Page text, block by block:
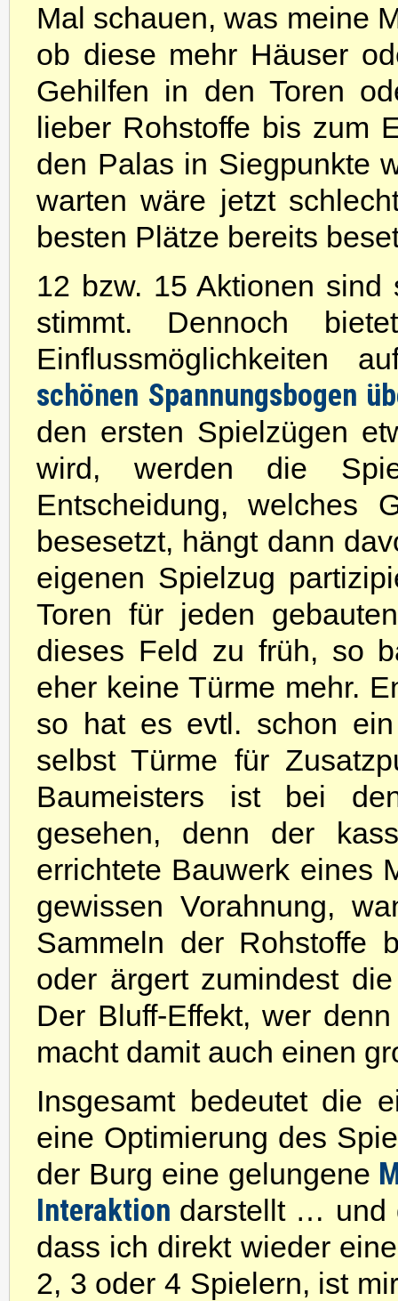
Mal schauen, was meine
ob diese mehr Häuser
Gehilfen in den Toren
lieber Rohstoffe bis zum
den Palas in Siegpunkte
warten wäre jetzt
besten Plätze bereits
12 bzw. 15 Aktionen
stimmt. Dennoch
Einflussmöglichkeiten
schönen Spannungsbogen
den ersten Spielzügen
wird, werden die
Entscheidung, welches
besesetzt, hängt dann
eigenen Spielzug
Toren für jeden
dieses Feld zu früh, so
eher keine Türme mehr.
so hat es evtl. schon
selbst Türme für
Baumeisters ist bei
gesehen, denn der
errichtete Bauwerk eines
gewissen Vorahnung,
Sammeln der Rohstoffe
oder ärgert zumindest
Der Bluff-Effekt, wer
macht damit auch einen
Insgesamt bedeutet die
eine Optimierung des
der Burg eine gelungene
Interaktion darstellt … und
dass ich direkt wieder
2, 3 oder 4 Spielern, ist